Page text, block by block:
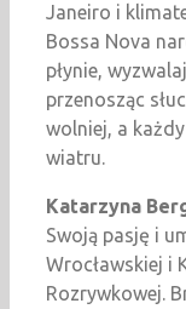
Janeiro i
Bossa Nova
płynie,
przenosząc
wolniej, a
wiatru.
Katarzyna
Swoją pasję i
Wrocławskiej i
Rozrywkowej.